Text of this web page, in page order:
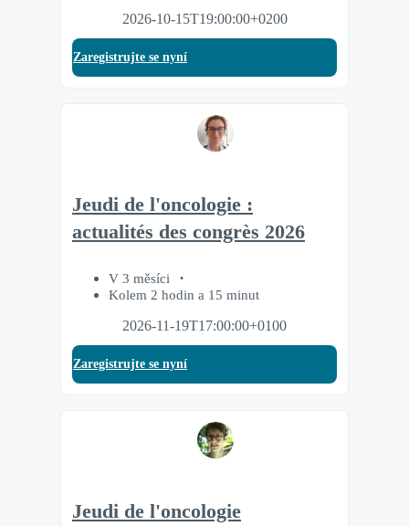
2026-10-15T19:00:00+0200
Zaregistrujte se nyní
Jeudi de l'oncologie :
actualités des congrès 2026
V 3 měsíci
Kolem 2 hodin a 15 minut
2026-11-19T17:00:00+0100
Zaregistrujte se nyní
Jeudi de l'oncologie